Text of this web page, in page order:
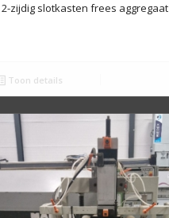
zijdig slotkasten frees aggregaat
Toon details